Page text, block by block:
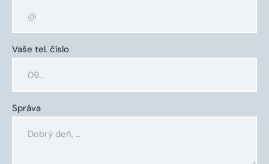
Vaše tel. číslo
Správa